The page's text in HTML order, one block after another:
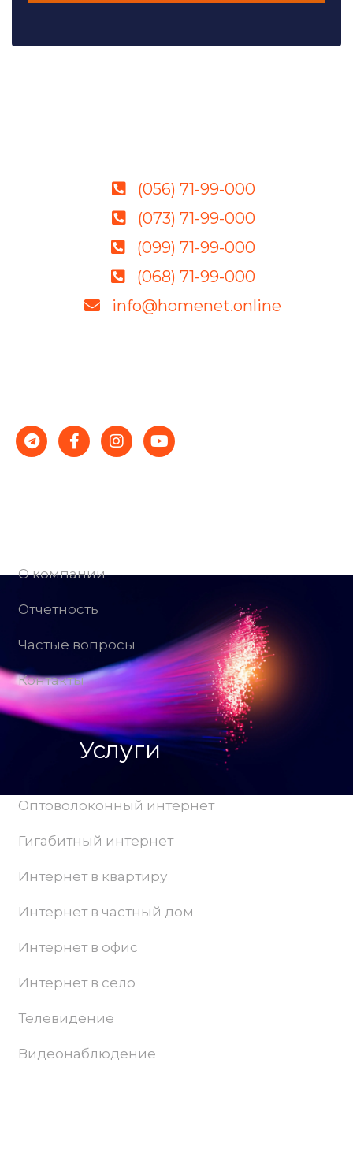
(056) 71-99-000
(073) 71-99-000
(099) 71-99-000
(068) 71-99-000
info@homenet.online
О компании
Отчетность
Частые вопросы
Контакты
Услуги
Оптоволоконный интернет
Гигабитный интернет
Интернет в квартиру
Интернет в частный дом
Интернет в офис
Интернет в село
Телевидение
Видеонаблюдение